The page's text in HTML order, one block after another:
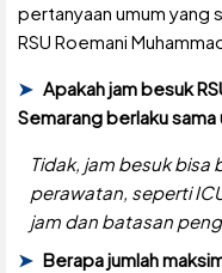
pertanyaan umum yang
RSU Roemani
Apakah jam besuk
Semarang berlaku
Tidak, jam besuk
perawatan, seperti
jam dan batasan
Berapa jumlah